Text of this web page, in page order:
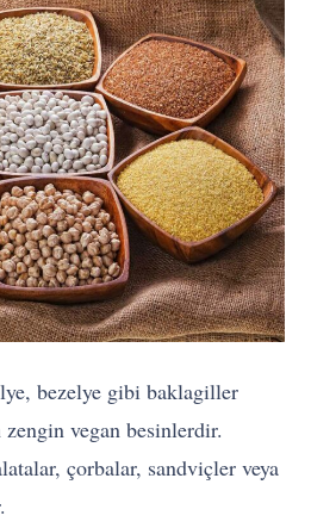
bezelye gibi baklagiller
vegan besinlerdir.
çorbalar, sandviçler veya